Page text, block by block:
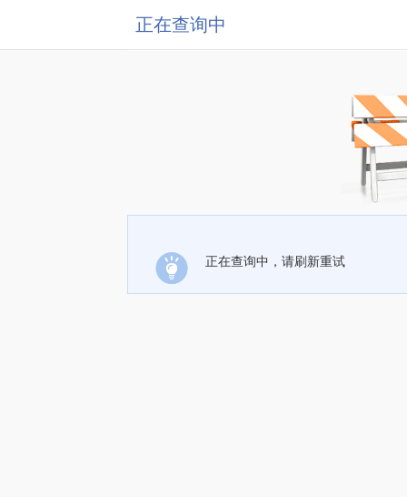
正在查询中
正在查询中，请刷新重试